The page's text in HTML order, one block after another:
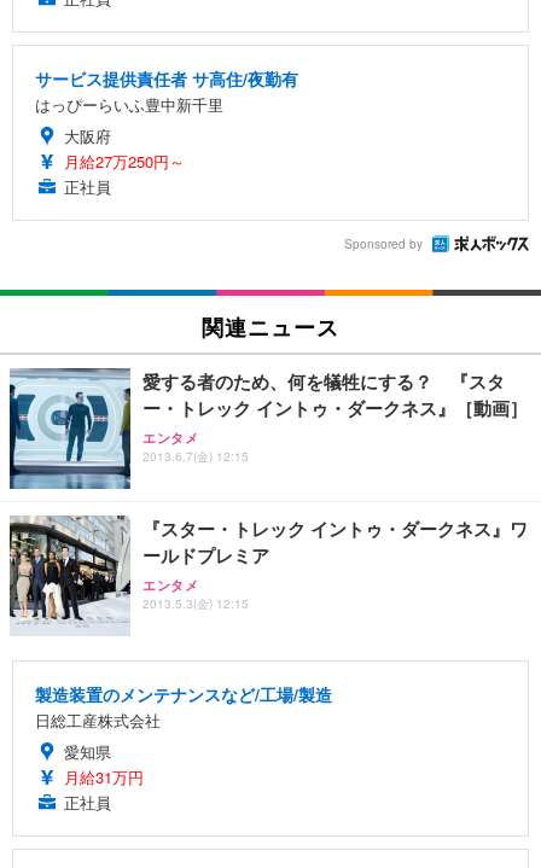
サービス提供責任者 サ高住/夜勤有
はっぴーらいふ豊中新千里
大阪府
月給27万250円～
正社員
Sponsored by
関連ニュース
愛する者のため、何を犠牲にする？ 『スタ
ー・トレック イントゥ・ダークネス』［動画］
エンタメ
2013.6.7(金) 12:15
『スター・トレック イントゥ・ダークネス』ワ
ールドプレミア
エンタメ
2013.5.3(金) 12:15
製造装置のメンテナンスなど/工場/製造
日総工産株式会社
愛知県
月給31万円
正社員